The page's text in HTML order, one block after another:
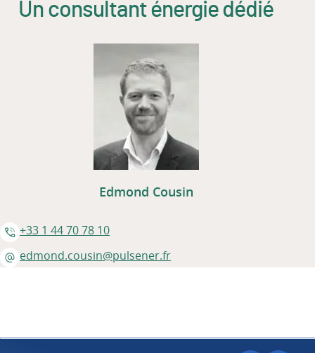
Un consultant énergie dédié
Un consultant énergie dédié
Edmond Cousin
+33 1 44 70 78 10
edmond.cousin@pulsener.fr